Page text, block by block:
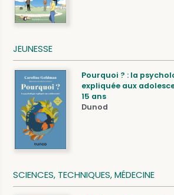
JEUNESSE
Pourquoi ? : la
expliquée aux
15 ans
Dunod
SCIENCES, TECHNIQUES, MÉDECINE